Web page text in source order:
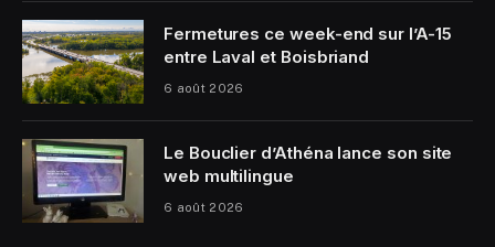
Fermetures ce week-end sur l’A-15
entre Laval et Boisbriand
6 août 2026
Le Bouclier d’Athéna lance son site
web multilingue
6 août 2026